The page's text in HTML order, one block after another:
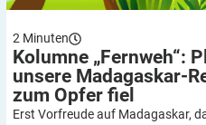
2 Minuten
Kolumne „Fernweh“:
unsere Madagaskar-
zum Opfer fiel
Erst Vorfreude auf Madagaskar,